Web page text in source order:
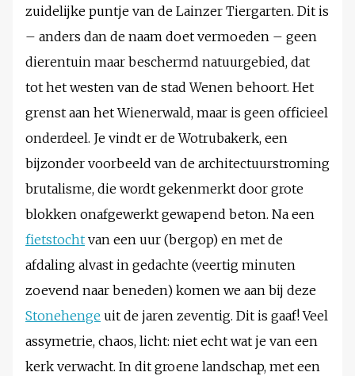
zuidelijke puntje van de Lainzer Tiergarten. Dit is
– anders dan de naam doet vermoeden – geen
dierentuin maar beschermd natuurgebied, dat
tot het westen van de stad Wenen behoort. Het
grenst aan het Wienerwald, maar is geen officieel
onderdeel. Je vindt er de Wotrubakerk, een
bijzonder voorbeeld van de architectuurstroming
brutalisme, die wordt gekenmerkt door grote
blokken onafgewerkt gewapend beton. Na een
fietstocht van een uur (bergop) en met de
afdaling alvast in gedachte (veertig minuten
zoevend naar beneden) komen we aan bij deze
Stonehenge uit de jaren zeventig. Dit is gaaf! Veel
assymetrie, chaos, licht: niet echt wat je van een
kerk verwacht. In dit groene landschap, met een